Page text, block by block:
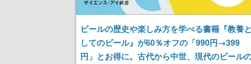
ビールの歴史や楽しみ方を学べる書籍『教養と
してのビール』が60％オフの「990円→399
円」とお得に。古代から中世、現代のビール